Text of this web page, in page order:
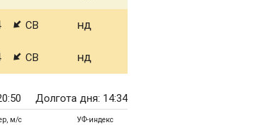
СВ нд
СВ нд
Долгота дня: 14:34
м/с УФ-индекс